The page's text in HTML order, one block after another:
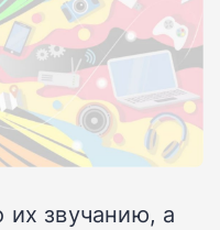
их звучанию, а